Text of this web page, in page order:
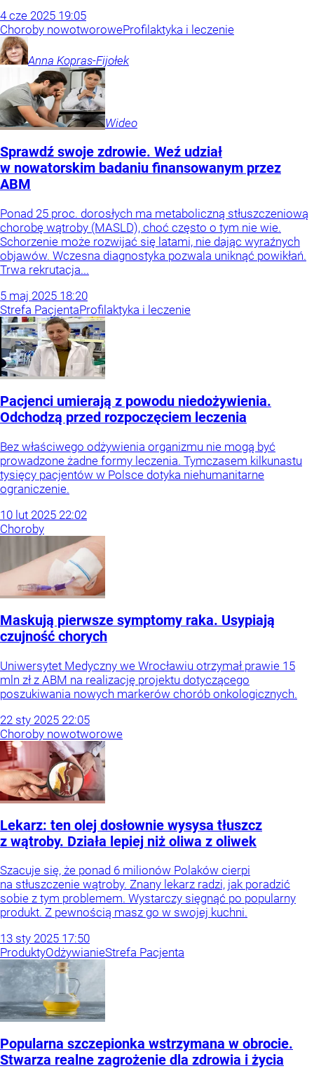
4 cze 2025 19:05
Choroby nowotworoweProfilaktyka i leczenie
Anna Kopras-Fijołek
Wideo
Sprawdź swoje zdrowie. Weź udział
w nowatorskim badaniu finansowanym przez
ABM
Ponad 25 proc. dorosłych ma metaboliczną stłuszczeniową
chorobę wątroby (MASLD), choć często o tym nie wie.
Schorzenie może rozwijać się latami, nie dając wyraźnych
objawów. Wczesna diagnostyka pozwala uniknąć powikłań.
Trwa rekrutacja...
5 maj 2025 18:20
Strefa PacjentaProfilaktyka i leczenie
Pacjenci umierają z powodu niedożywienia.
Odchodzą przed rozpoczęciem leczenia
Bez właściwego odżywienia organizmu nie mogą być
prowadzone żadne formy leczenia. Tymczasem kilkunastu
tysięcy pacjentów w Polsce dotyka niehumanitarne
ograniczenie.
10 lut 2025 22:02
Choroby
Maskują pierwsze symptomy raka. Usypiają
czujność chorych
Uniwersytet Medyczny we Wrocławiu otrzymał prawie 15
mln zł z ABM na realizację projektu dotyczącego
poszukiwania nowych markerów chorób onkologicznych.
22 sty 2025 22:05
Choroby nowotworowe
Lekarz: ten olej dosłownie wysysa tłuszcz
z wątroby. Działa lepiej niż oliwa z oliwek
Szacuje się, że ponad 6 milionów Polaków cierpi
na stłuszczenie wątroby. Znany lekarz radzi, jak poradzić
sobie z tym problemem. Wystarczy sięgnąć po popularny
produkt. Z pewnością masz go w swojej kuchni.
13 sty 2025 17:50
ProduktyOdżywianieStrefa Pacjenta
Popularna szczepionka wstrzymana w obrocie.
Stwarza realne zagrożenie dla zdrowia i życia